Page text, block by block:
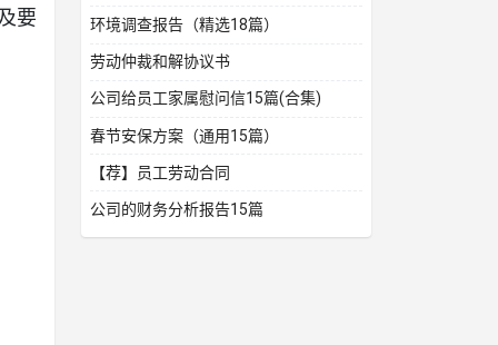
要 环境调查报告（精选18篇）
劳动仲裁和解协议书
公司给员工家属慰问信15篇(合集)
春节安保方案（通用15篇）
【荐】员工劳动合同
公司的财务分析报告15篇